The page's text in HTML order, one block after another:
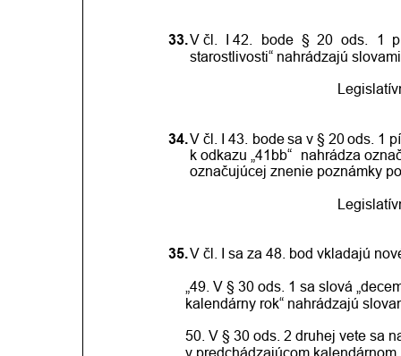
33.V čl. I 42. bode § 20 ods. 1
starostlivosti“ nahrádzajú
34.V čl. I 43. bode sa v § 20 ods. 1
k odkazu „41bb“ nahrádza
označujúcej znenie poznámky
35.V čl. I sa za 48. bod vkladajú
„49. V § 30 ods. 1 sa slová
kalendárny rok“ nahrádzajú
50. V § 30 ods. 2 druhej vete sa
v predchádzajúcom kalendárnom